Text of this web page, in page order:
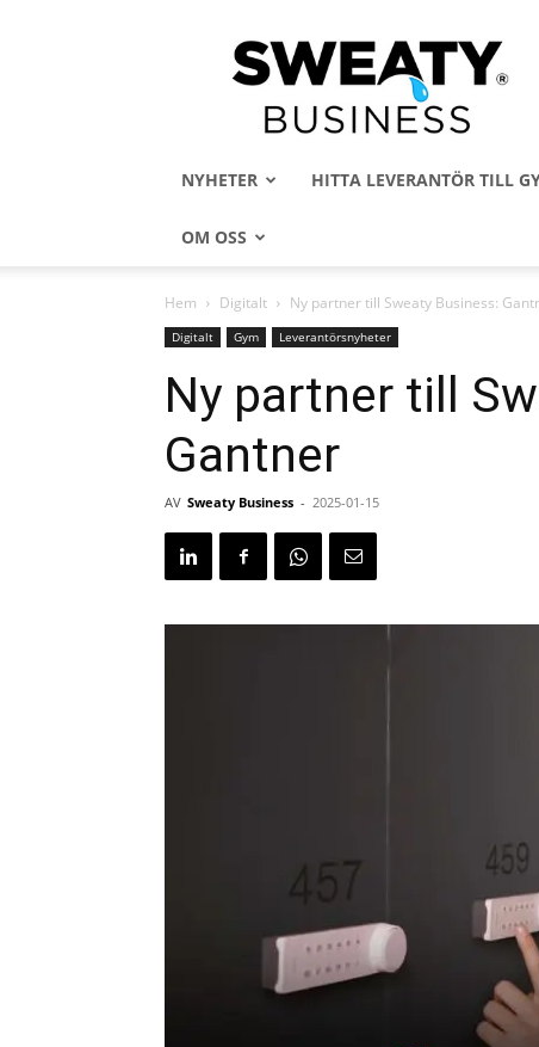
Sweaty
Business
NYHETER HITTA LEVERANTÖR TILL
OM OSS
Hem Digitalt Ny partner till Sweaty Business:
Digitalt Gym Leverantörsnyheter
Ny partner till
Gantner
AV Sweaty Business - 2025-01-15